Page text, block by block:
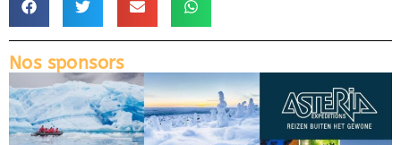
Nos sponsors